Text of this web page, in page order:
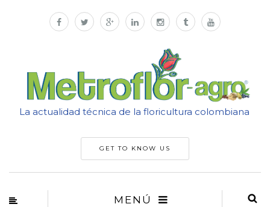
La actualidad técnica de la floricultura colombiana
GET TO KNOW US
MENÚ